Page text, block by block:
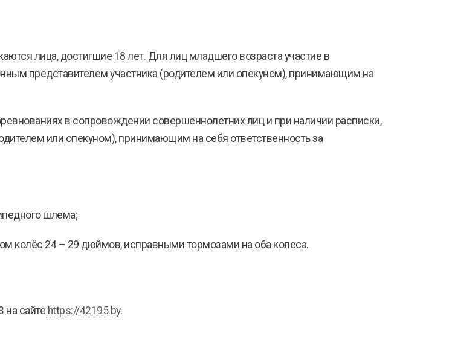
лица, достигшие 18 лет. Для лиц младшего возраста участие в
представителем участника (родителем или опекуном), принимающим на
в сопровождении совершеннолетних лиц и при наличии расписки,
или опекуном), принимающим на себя ответственность за
шлема;
колёс 24 – 29 дюймов, исправными тормозами на оба колеса.
на сайте https://42195.by.